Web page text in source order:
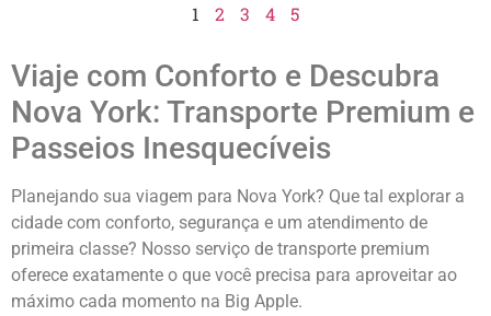
1 2 3 4 5
Viaje com Conforto e Descubra
Nova York: Transporte Premium e
Passeios Inesquecíveis
Planejando sua viagem para Nova York? Que tal explorar a
cidade com conforto, segurança e um atendimento de
primeira classe? Nosso serviço de transporte premium
oferece exatamente o que você precisa para aproveitar ao
máximo cada momento na Big Apple.